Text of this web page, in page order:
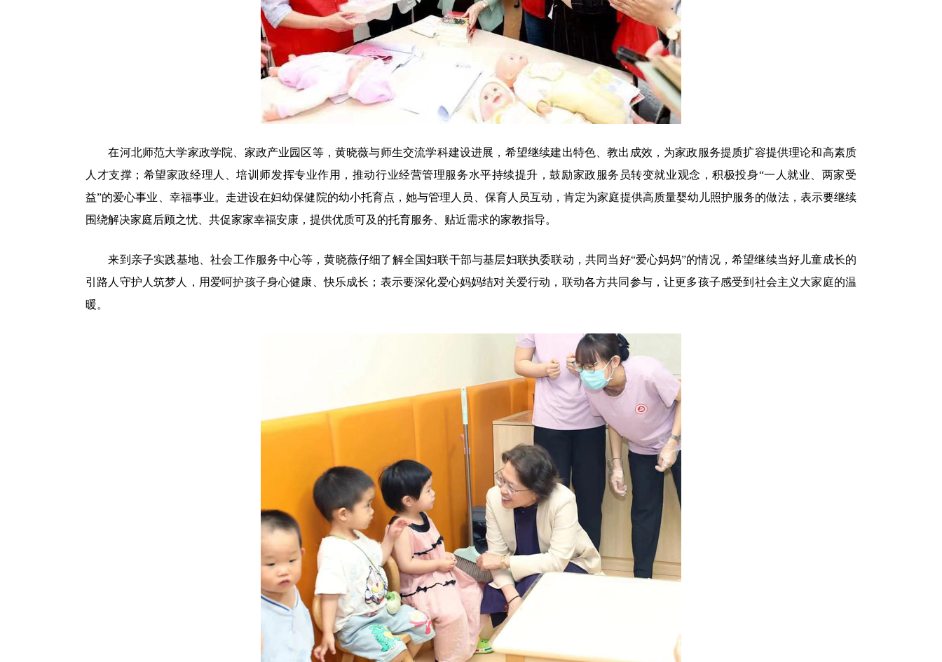
在河北师范大学家政学院、家政产业园区等，黄晓薇与师生交流学科建设进展，希望继续建出特色、教出成效，为家政服务提质扩容提供理论和高素质
人才支撑；希望家政经理人、培训师发挥专业作用，推动行业经营管理服务水平持续提升，鼓励家政服务员转变就业观念，积极投身“一人就业、两家受
益”的爱心事业、幸福事业。走进设在妇幼保健院的幼小托育点，她与管理人员、保育人员互动，肯定为家庭提供高质量婴幼儿照护服务的做法，表示要继续
围绕解决家庭后顾之忧、共促家家幸福安康，提供优质可及的托育服务、贴近需求的家教指导。
来到亲子实践基地、社会工作服务中心等，黄晓薇仔细了解全国妇联干部与基层妇联执委联动，共同当好“爱心妈妈”的情况，希望继续当好儿童成长的
引路人守护人筑梦人，用爱呵护孩子身心健康、快乐成长；表示要深化爱心妈妈结对关爱行动，联动各方共同参与，让更多孩子感受到社会主义大家庭的温
暖。